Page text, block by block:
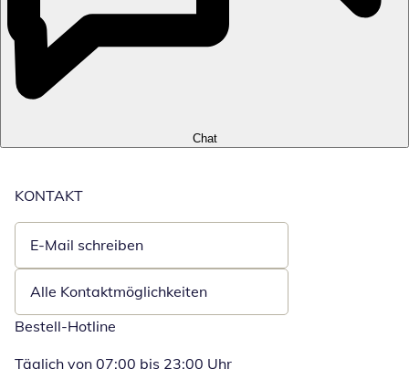
Chat
KONTAKT
E-Mail schreiben
Öffnet E-Mail-Client
Alle Kontaktmöglichkeiten
Bestell-Hotline
Täglich von 07:00 bis 23:00 Uhr